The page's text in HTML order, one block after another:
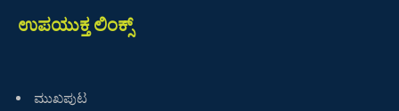
ಉಪಯುಕ್ತ ಲಿಂಕ್ಸ್
ಮುಖಪುಟ